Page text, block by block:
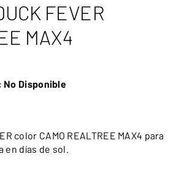
FEVER
MAX4
No Disponible
color CAMO REALTREE MAX4 para
en días de sol.